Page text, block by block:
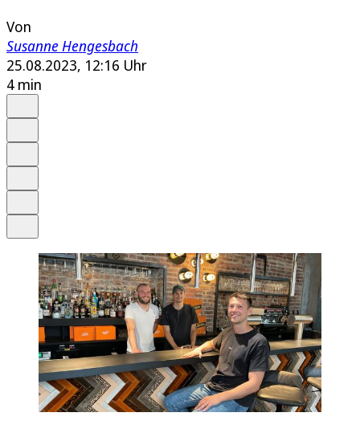
Von
Susanne Hengesbach
25.08.2023, 12:16 Uhr
4 min